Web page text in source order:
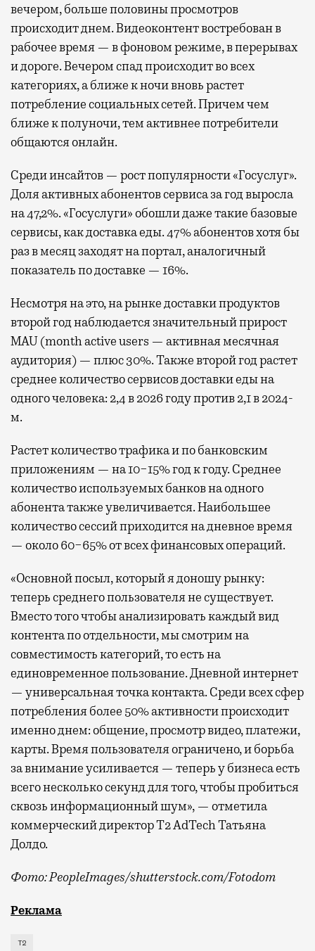
вечером, больше половины просмотров
происходит днем. Видеоконтент востребован в
рабочее время — в фоновом режиме, в перерывах
и дороге. Вечером спад происходит во всех
категориях, а ближе к ночи вновь растет
потребление социальных сетей. Причем чем
ближе к полуночи, тем активнее потребители
общаются онлайн.
Среди инсайтов — рост популярности «Госуслуг».
Доля активных абонентов сервиса за год выросла
на 47,2%. «Госуслуги» обошли даже такие базовые
сервисы, как доставка еды. 47% абонентов хотя бы
раз в месяц заходят на портал, аналогичный
показатель по доставке — 16%.
Несмотря на это, на рынке доставки продуктов
второй год наблюдается значительный прирост
MAU (month active users — активная месячная
аудитория) — плюс 30%. Также второй год растет
среднее количество сервисов доставки еды на
одного человека: 2,4 в 2026 году против 2,1 в 2024-
м.
Растет количество трафика и по банковским
приложениям — на 10−15% год к году. Среднее
количество используемых банков на одного
абонента также увеличивается. Наибольшее
количество сессий приходится на дневное время
— около 60−65% от всех финансовых операций.
«Основной посыл, который я доношу рынку:
теперь среднего пользователя не существует.
Вместо того чтобы анализировать каждый вид
контента по отдельности, мы смотрим на
совместимость категорий, то есть на
единовременное пользование. Дневной интернет
— универсальная точка контакта. Среди всех сфер
потребления более 50% активности происходит
именно днем: общение, просмотр видео, платежи,
карты. Время пользователя ограничено, и борьба
за внимание усиливается — теперь у бизнеса есть
всего несколько секунд для того, чтобы пробиться
сквозь информационный шум», — отметила
коммерческий директор Т2 AdTech Татьяна
Долдо.
Фото: PeopleImages/shutterstock.com/Fotodom
Мобильный оператор Т2 изучил модели интернет-
Реклама
Т2